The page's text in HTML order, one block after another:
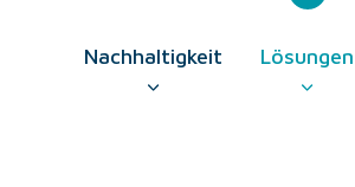
Nachhaltigkeit Lösungen